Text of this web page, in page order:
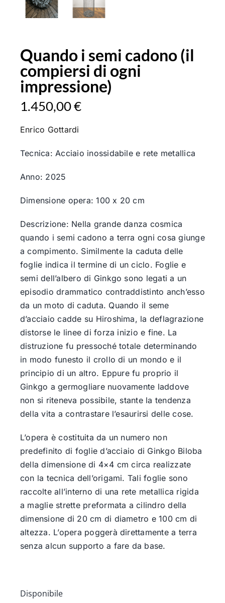
Quando i semi cadono (il
compiersi di ogni
impressione)
1.450,00€
Enrico Gottardi
Tecnica: Acciaio inossidabile e rete metallica
Anno: 2025
Dimensione opera: 100 x 20 cm
Descrizione: Nella grande danza cosmica
quando i semi cadono a terra ogni cosa giunge
a compimento. Similmente la caduta delle
foglie indica il termine di un ciclo. Foglie e
semi dell’albero di Ginkgo sono legati a un
episodio drammatico contraddistinto anch’esso
da un moto di caduta. Quando il seme
d’acciaio cadde su Hiroshima, la deflagrazione
distorse le linee di forza inizio e fine. La
distruzione fu pressoché totale determinando
in modo funesto il crollo di un mondo e il
principio di un altro. Eppure fu proprio il
Ginkgo a germogliare nuovamente laddove
non si riteneva possibile, stante la tendenza
della vita a contrastare l’esaurirsi delle cose.
L’opera è costituita da un numero non
predefinito di foglie d’acciaio di Ginkgo Biloba
della dimensione di 4×4 cm circa realizzate
con la tecnica dell’origami. Tali foglie sono
raccolte all’interno di una rete metallica rigida
a maglie strette preformata a cilindro della
dimensione di 20 cm di diametro e 100 cm di
altezza. L’opera poggerà direttamente a terra
senza alcun supporto a fare da base.
Disponibile